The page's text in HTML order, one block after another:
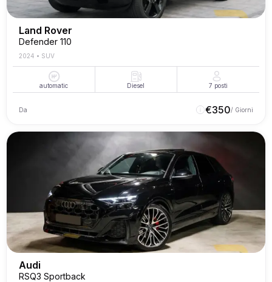
Land Rover
Defender 110
2024 • SUV
automatic Diesel 7 posti
Da €350/ Giorni
Audi
RSQ3 Sportback